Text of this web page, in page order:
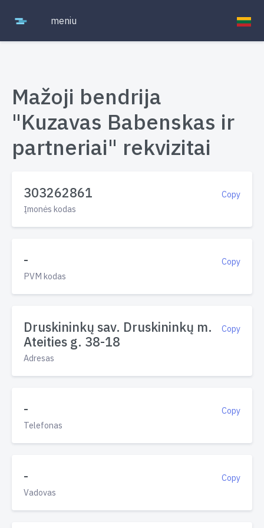
meniu
Mažoji bendrija
"Kuzavas Babenskas ir
partneriai" rekvizitai
Copy
303262861
Įmonės kodas
Copy
-
PVM kodas
Copy
Druskininkų sav. Druskininkų m.
Ateities g. 38-18
Adresas
Copy
-
Telefonas
Copy
-
Vadovas